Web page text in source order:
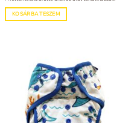
KOSÁRBA TESZEM